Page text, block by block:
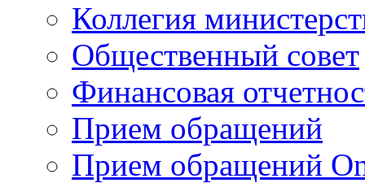
Коллегия
Общественный совет
Финансовая
Прием обращений
Прием обращений